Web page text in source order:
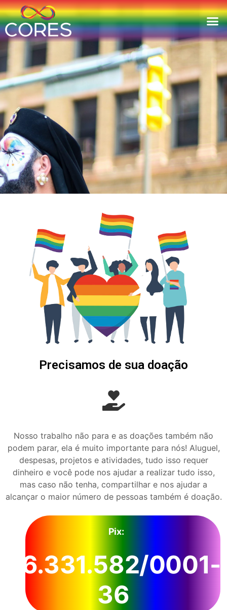
Precisamos de sua doação
Nosso trabalho não para e as doações também não
podem parar, ela é muito importante para nós! Aluguel,
despesas, projetos e atividades, tudo isso requer
dinheiro e você pode nos ajudar a realizar tudo isso,
mas caso não tenha, compartilhar e nos ajudar a
alcançar o maior número de pessoas também é doação.
Pix:
36.331.582/0001-
36